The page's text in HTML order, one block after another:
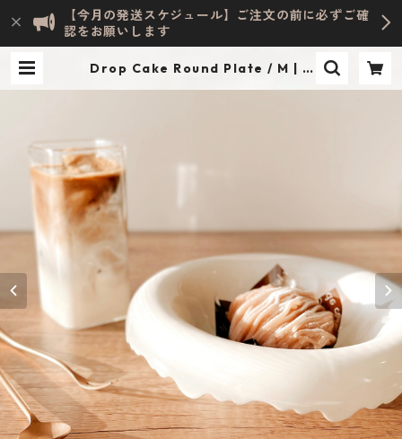
【今月の発送スケジュール】ご注文の前に必ずご確
認をお願いします
Drop Cake Round Plate / M | E